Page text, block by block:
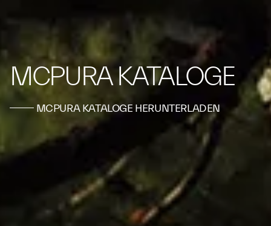
MCPURA KATALOGE
MCPURA KATALOGE HERUNTERLADEN